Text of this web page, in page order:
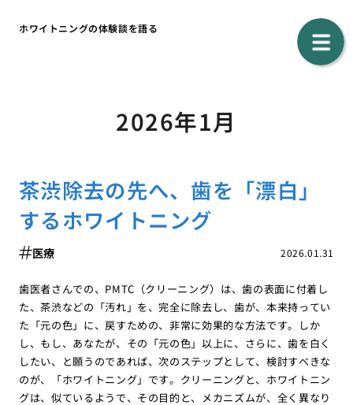
ホワイトニングの体験談を語る
2026年1月
茶渋除去の先へ、歯を「漂白」
するホワイトニング
2026.01.31
医療
歯医者さんでの、PMTC（クリーニング）は、歯の表面に付着し
た、茶渋などの「汚れ」を、完全に除去し、歯が、本来持ってい
た「元の色」に、戻すための、非常に効果的な方法です。しか
し、もし、あなたが、その「元の色」以上に、さらに、歯を白く
したい、と願うのであれば、次のステップとして、検討すべきな
のが、「ホワイトニング」です。クリーニングと、ホワイトニン
グは、似ているようで、その目的と、メカニズムが、全く異なり